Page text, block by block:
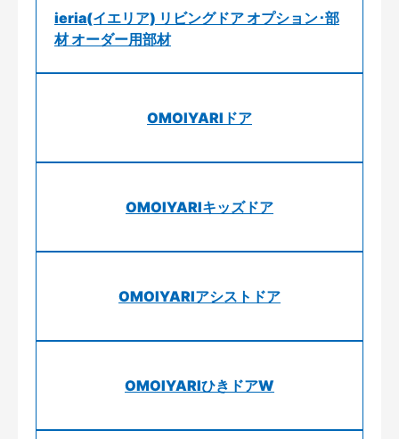
ieria(イエリア) リビングドア オプション･部
材 オーダー用部材
OMOIYARIドア
OMOIYARIキッズドア
OMOIYARIアシストドア
OMOIYARIひきドアW